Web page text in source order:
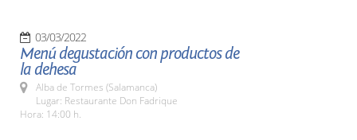
03/03/2022
Menú degustación con productos de
la dehesa
Alba de Tormes (Salamanca)
Lugar: Restaurante Don Fadrique
Hora: 14:00 h.